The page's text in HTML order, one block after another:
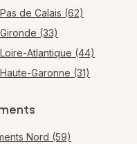
de Calais (62)
(33)
Atlantique (44)
Garonne (31)
Nord (59)